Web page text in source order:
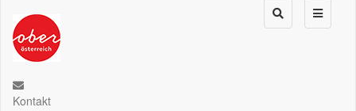
Kontakt